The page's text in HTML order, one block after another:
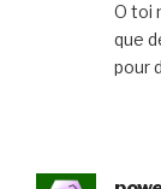
O toi
que
pour